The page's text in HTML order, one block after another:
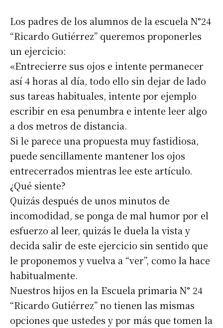
Los padres de los alumnos de la escuela N°24
“Ricardo Gutiérrez” queremos proponerles
un ejercicio:
«Entrecierre sus ojos e intente permanecer
así 4 horas al día, todo ello sin dejar de lado
sus tareas habituales, intente por ejemplo
escribir en esa penumbra e intente leer algo
a dos metros de distancia.
Si le parece una propuesta muy fastidiosa,
puede sencillamente mantener los ojos
entrecerrados mientras lee este artículo.
¿Qué siente?
Quizás después de unos minutos de
incomodidad, se ponga de mal humor por el
esfuerzo al leer, quizás le duela la vista y
decida salir de este ejercicio sin sentido que
le proponemos y vuelva a “ver”, como la hace
habitualmente.
Nuestros hijos en la Escuela primaria N° 24
“Ricardo Gutiérrez” no tienen las mismas
opciones que ustedes y por más que tomen la